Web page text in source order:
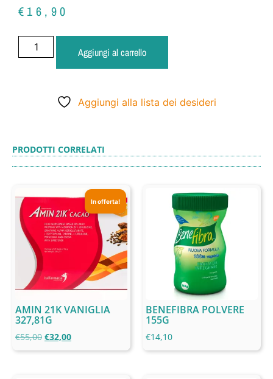
€ 16,90
Aggiungi al carrello
Aggiungi alla lista dei desideri
PRODOTTI CORRELATI
In offerta!
AMIN 21K VANIGLIA
327,81G
€55,00 €32,00
BENEFIBRA POLVERE
155G
€14,10